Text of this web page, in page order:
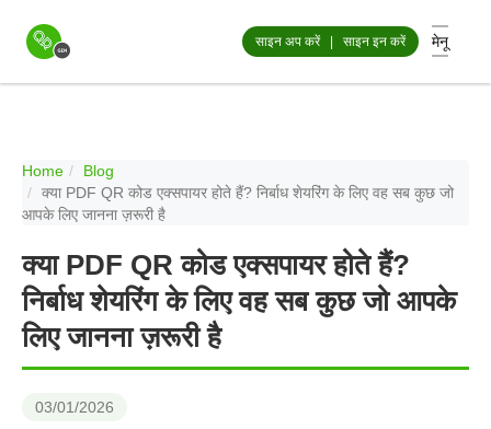
साइन अप करें| साइन इन करें मेनू
Home
Blog
क्या PDF QR कोड एक्सपायर होते हैं? निर्बाध शेयरिंग के लिए वह सब कुछ जो
आपके लिए जानना ज़रूरी है
क्या PDF QR कोड एक्सपायर होते हैं?
निर्बाध शेयरिंग के लिए वह सब कुछ जो आपके
लिए जानना ज़रूरी है
03/01/2026